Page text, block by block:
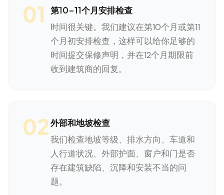
01 第10-11个月安排检查
时间很关键。我们建议在第10个月或第11
个月初安排检查，这样可以给你足够的
时间提交保修声明，并在12个月期限前
收到建筑商的回复。
02外部和地坡检查
我们检查地坡等级、排水方向、车道和
人行道状况、外部护面、窗户和门是否
存在建筑缺陷、沉降和安装不当的问
题。